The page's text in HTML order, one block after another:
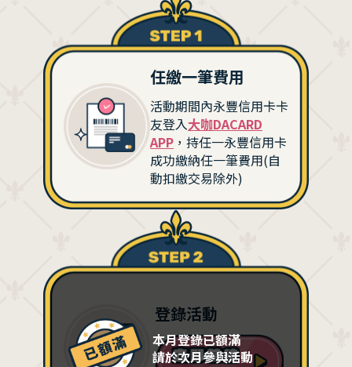
任繳一筆費用
活動期間內永豐信用卡卡
友登入大咖DACARD
APP ，持任一永豐信用卡
成功繳納任一筆費用(自
動扣繳交易除外)
本月登錄已額滿
請於次月參與活動
登錄活動